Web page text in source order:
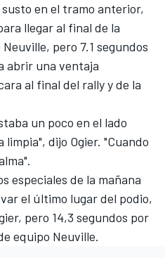
en el tramo anterior,
llegar al final de la
pero 7.1 segundos
abrir una ventaja
al final del rally y de la
un poco en el lado
dijo Ogier. "Cuando
especiales de la mañana
el último lugar del podio,
pero 14,3 segundos por
equipo Neuville.